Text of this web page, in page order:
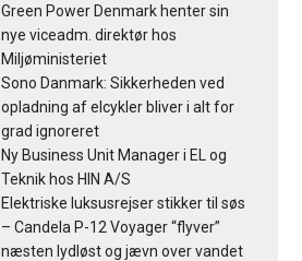
Green Power Denmark henter sin
nye viceadm. direktør hos
Miljøministeriet
Sono Danmark: Sikkerheden ved
opladning af elcykler bliver i alt for
grad ignoreret
Ny Business Unit Manager i EL og
Teknik hos HIN A/S
Elektriske luksusrejser stikker til søs
– Candela P-12 Voyager “flyver”
næsten lydløst og jævn over vandet